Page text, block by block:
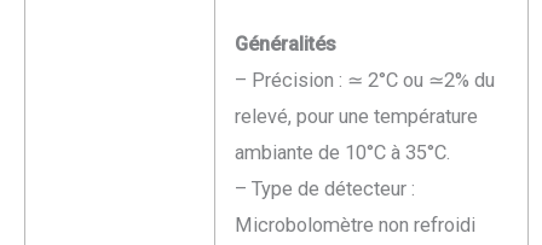
Généralités
– Précision : ≃ 2°C ou ≃2% du
relevé, pour une température
ambiante de 10°C à 35°C.
– Type de détecteur :
Microbolomètre non refroidi